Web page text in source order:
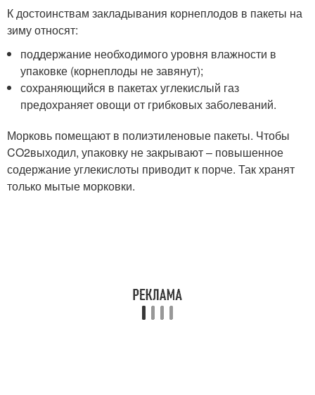
К достоинствам закладывания корнеплодов в пакеты на
зиму относят:
поддержание необходимого уровня влажности в
упаковке (корнеплоды не завянут);
сохраняющийся в пакетах углекислый газ
предохраняет овощи от грибковых заболеваний.
Морковь помещают в полиэтиленовые пакеты. Чтобы
CO2выходил, упаковку не закрывают – повышенное
содержание углекислоты приводит к порче. Так хранят
только мытые морковки.